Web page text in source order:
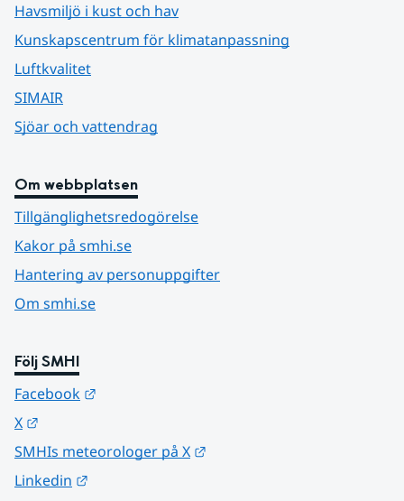
Havsmiljö i kust och hav
Kunskapscentrum för klimatanpassning
Luftkvalitet
SIMAIR
Sjöar och vattendrag
Om webbplatsen
Tillgänglighetsredogörelse
Kakor på smhi.se
Hantering av personuppgifter
Om smhi.se
Följ SMHI
Facebook
X
SMHIs meteorologer på X
Linkedin